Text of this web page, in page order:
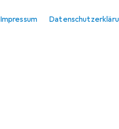
Impressum